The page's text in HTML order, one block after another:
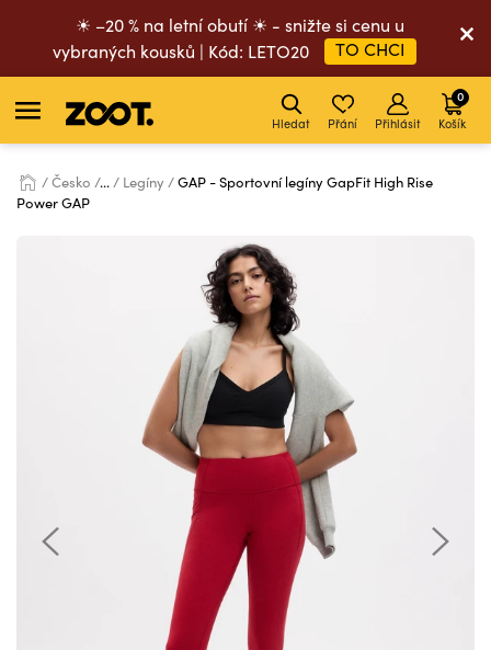
☀ –20 % na letní obutí ☀ - snižte si cenu u
vybraných kousků | Kód: LETO20
TO CHCI
Hledat Přání Přihlásit Košík
0
Česko ... Legíny
GAP - Sportovní legíny GapFit High Rise
Power GAP